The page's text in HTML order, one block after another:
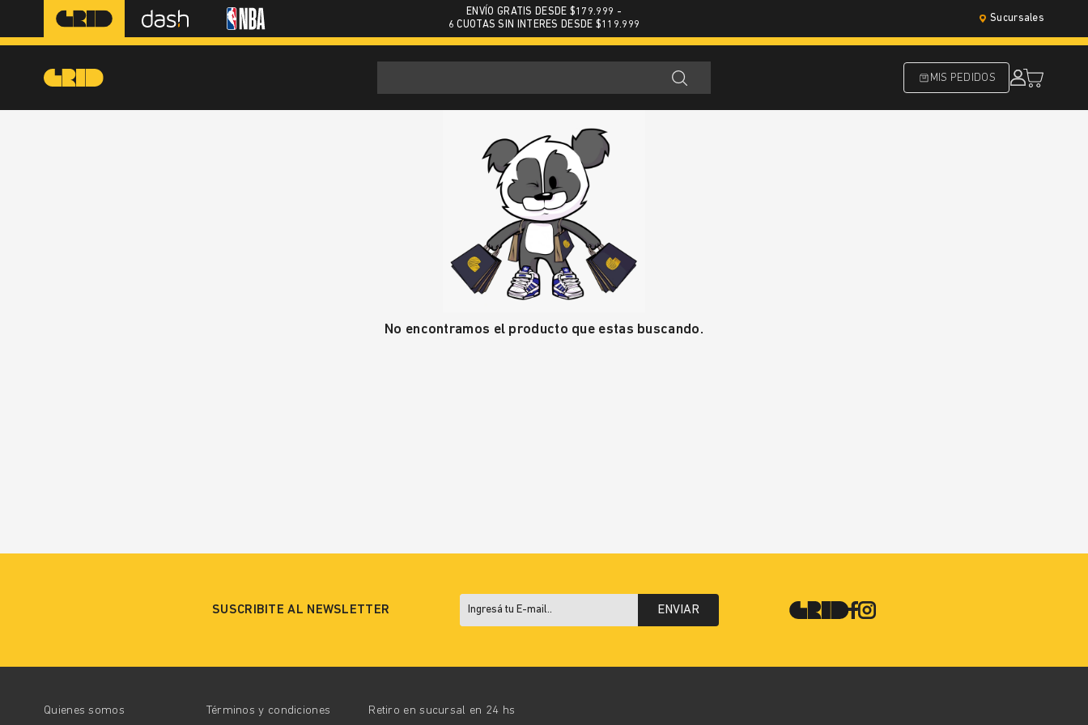
ENVÍO GRATIS DESDE $179.999 -
6 CUOTAS SIN INTERES DESDE $119.999
Sucursales
MIS PEDIDOS
No encontramos el producto que estas buscando.
SUSCRIBITE AL NEWSLETTER ENVIAR
Quienes somos Términos y condiciones Retiro en sucursal en 24 hs